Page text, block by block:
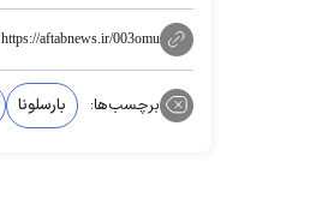
https://aftabnews.ir/003omu
برچسب‌ها: بارسلونا